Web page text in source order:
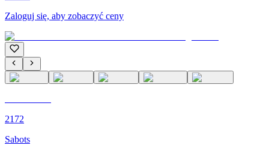
Zaloguj się, aby zobaczyć ceny
2172
Sabots